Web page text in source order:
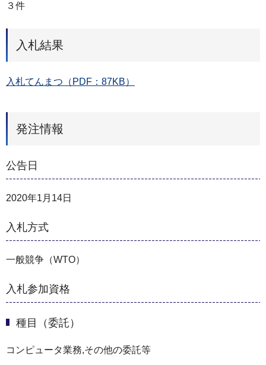
３件
入札結果
入札てんまつ（PDF：87KB）
発注情報
公告日
2020年1月14日
入札方式
一般競争（WTO）
入札参加資格
種目（委託）
コンピュータ業務,その他の委託等